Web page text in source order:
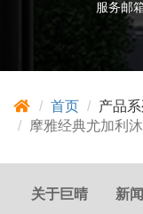
服务邮
首页 产品系
摩雅经典尤加利
关于巨晴
新